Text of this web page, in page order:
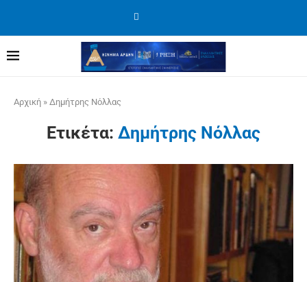
Αρχική » Δημήτρης Νόλλας
Ετικέτα: Δημήτρης Νόλλας